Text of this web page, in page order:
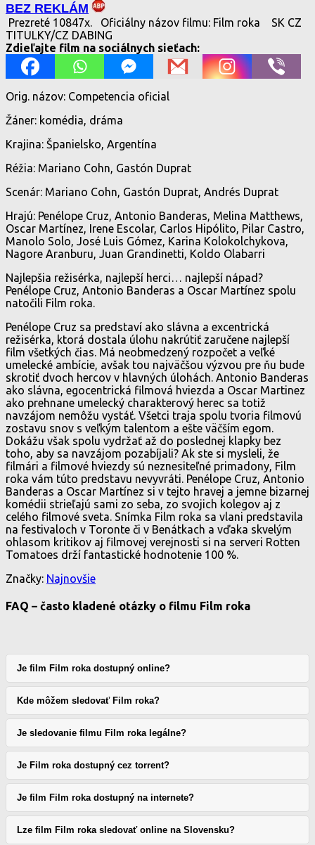
BEZ REKLÁM
Prezreté 10847x. Oficiálny názov filmu: Film roka
SK CZ
TITULKY/CZ DABING
Zdieľajte film na sociálnych sieťach:
Orig. názov: Competencia oficial
Žáner: komédia, dráma
Krajina: Španielsko, Argentína
Réžia: Mariano Cohn, Gastón Duprat
Scenár: Mariano Cohn, Gastón Duprat, Andrés Duprat
Hrajú: Penélope Cruz, Antonio Banderas, Melina Matthews,
Oscar Martínez, Irene Escolar, Carlos Hipólito, Pilar Castro,
Manolo Solo, José Luis Gómez, Karina Kolokolchykova,
Nagore Aranburu, Juan Grandinetti, Koldo Olabarri
Najlepšia režisérka, najlepší herci… najlepší nápad?
Penélope Cruz, Antonio Banderas a Oscar Martínez spolu
natočili Film roka.
Penélope Cruz sa predstaví ako slávna a excentrická
režisérka, ktorá dostala úlohu nakrútiť zaručene najlepší
film všetkých čias. Má neobmedzený rozpočet a veľké
umelecké ambície, avšak tou najväčšou výzvou pre ňu bude
skrotiť dvoch hercov v hlavných úlohách. Antonio Banderas
ako slávna, egocentrická filmová hviezda a Oscar Martinez
ako prehnane umelecký charakterový herec sa totiž
navzájom nemôžu vystáť. Všetci traja spolu tvoria filmovú
zostavu snov s veľkým talentom a ešte väčším egom.
Dokážu však spolu vydržať až do poslednej klapky bez
toho, aby sa navzájom pozabíjali? Ak ste si mysleli, že
filmári a filmové hviezdy sú neznesiteľné primadony, Film
roka vám túto predstavu nevyvráti. Penélope Cruz, Antonio
Banderas a Oscar Martínez si v tejto hravej a jemne bizarnej
komédii strieľajú sami zo seba, zo svojich kolegov aj z
celého filmové sveta. Snímka Film roka sa vlani predstavila
na festivaloch v Toronte či v Benátkach a vďaka skvelým
ohlasom kritikov aj filmovej verejnosti si na serveri Rotten
Tomatoes drží fantastické hodnotenie 100 %.
Značky: Najnovšie
FAQ – často kladené otázky o filmu Film roka
Je film Film roka dostupný online?
Kde môžem sledovať Film roka?
Je sledovanie filmu Film roka legálne?
Je Film roka dostupný cez torrent?
Je film Film roka dostupný na internete?
Lze film Film roka sledovať online na Slovensku?